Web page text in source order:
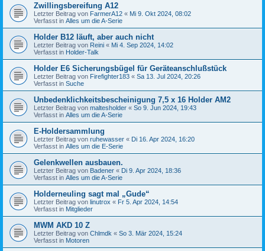
Zwillingsbereifung A12
Letzter Beitrag von FarmerA12 « Mi 9. Okt 2024, 08:02
Verfasst in Alles um die A-Serie
Holder B12 läuft, aber auch nicht
Letzter Beitrag von Reini « Mi 4. Sep 2024, 14:02
Verfasst in Holder-Talk
Holder E6 Sicherungsbügel für Geräteanschlußstück
Letzter Beitrag von Firefighter183 « Sa 13. Jul 2024, 20:26
Verfasst in Suche
Unbedenklichkeitsbescheinigung 7,5 x 16 Holder AM2
Letzter Beitrag von maltesholder « So 9. Jun 2024, 19:43
Verfasst in Alles um die A-Serie
E-Holdersammlung
Letzter Beitrag von ruhewasser « Di 16. Apr 2024, 16:20
Verfasst in Alles um die E-Serie
Gelenkwellen ausbauen.
Letzter Beitrag von Badener « Di 9. Apr 2024, 18:36
Verfasst in Alles um die A-Serie
Holderneuling sagt mal „Gude“
Letzter Beitrag von linutrox « Fr 5. Apr 2024, 14:54
Verfasst in Mitglieder
MWM AKD 10 Z
Letzter Beitrag von Chlmdk « So 3. Mär 2024, 15:24
Verfasst in Motoren